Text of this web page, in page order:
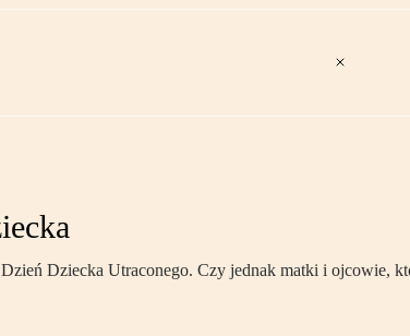
Dziecka Utraconego. Czy jednak matki i ojcowie,